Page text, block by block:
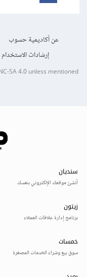
عن أكاديمية حسوب
إرشادات الاستخدام
SA 4.0unless mentioned